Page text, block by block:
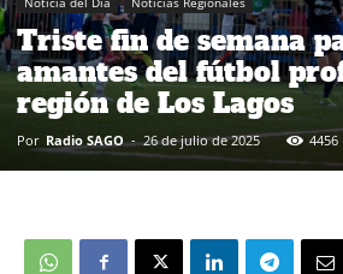
Triste fin de semana
amantes del fútbol
región de Los Lagos
Por Radio SAGO - 26 de julio de 2025 4456